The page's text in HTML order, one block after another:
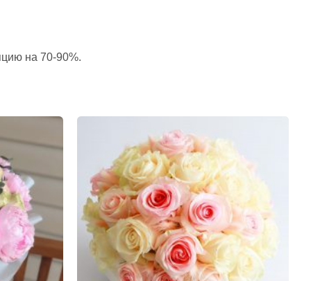
на 70-90%.